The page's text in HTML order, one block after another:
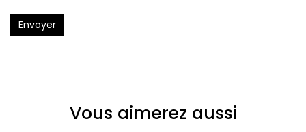
Envoyer
Vous aimerez aussi